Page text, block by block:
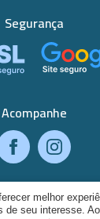
Segurança
Acompanhe
melhor
de seu interesse.